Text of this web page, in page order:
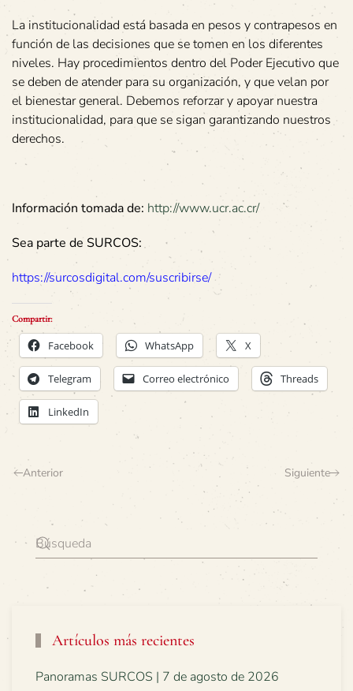
La institucionalidad está basada en pesos y contrapesos en
función de las decisiones que se tomen en los diferentes
niveles. Hay procedimientos dentro del Poder Ejecutivo que
se deben de atender para su organización, y que velan por
el bienestar general. Debemos reforzar y apoyar nuestra
institucionalidad, para que se sigan garantizando nuestros
derechos.
Información tomada de: http://www.ucr.ac.cr/
Sea parte de SURCOS:
https://surcosdigital.com/suscribirse/
Compartir:
Facebook WhatsApp X
Telegram Correo electrónico Threads
LinkedIn
Anterior Siguiente
Artículos más recientes
Panoramas SURCOS | 7 de agosto de 2026